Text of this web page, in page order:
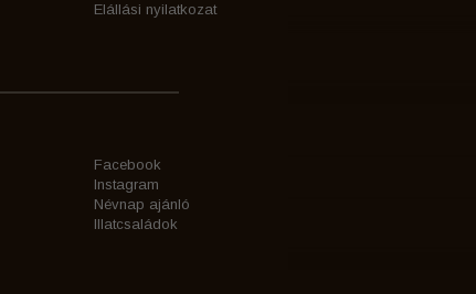
Elállási nyilatkozat
Facebook
Instagram
Névnap ajánló
Illatcsaládok